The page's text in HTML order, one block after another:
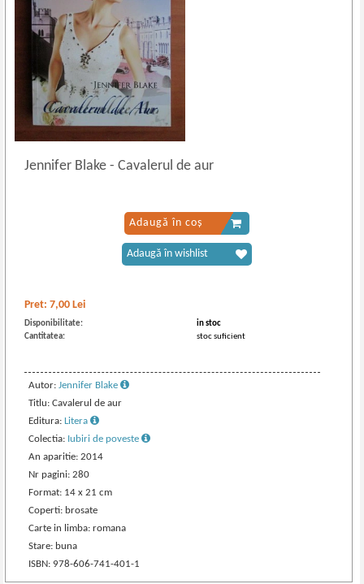
Jennifer Blake- Cavalerul de aur
Pret:7,00 Lei
Disponibilitate:
in stoc
Cantitatea:
stoc suficient
Autor:Jennifer Blake
Titlu: Cavalerul de aur
Editura:Litera
Colectia: Iubiri de poveste
An aparitie: 2014
Nr pagini: 280
Format: 14 x 21 cm
Coperti: brosate
Carte in limba: romana
Stare: buna
ISBN: 978-606-741-401-1
Adaugă în coș
Adaugă în wishlist